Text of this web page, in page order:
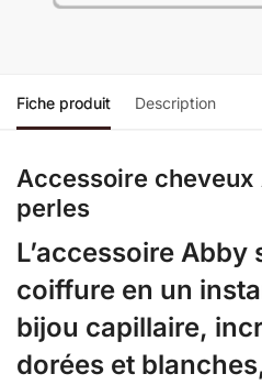
Fiche produit Description
Accessoire cheveux
perles
L’accessoire
coiffure en un
bijou capillaire,
dorées et